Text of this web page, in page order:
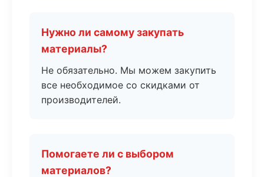
Нужно ли самому закупать
материалы?
Не обязательно. Мы можем закупить
все необходимое со скидками от
производителей.
Помогаете ли с выбором
материалов?